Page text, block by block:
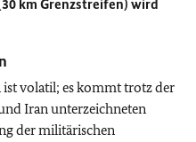
km Grenzstreifen) wird
ist volatil; es kommt trotz der
Iran unterzeichneten
der militärischen